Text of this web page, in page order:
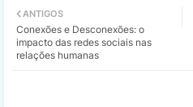
ANTIGOS
Conexões e Desconexões: o
impacto das redes sociais nas
relações humanas